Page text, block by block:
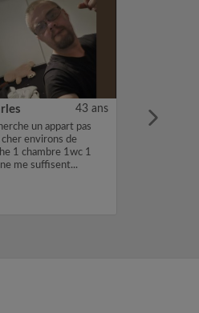
43 ans
un appart pas
environs de
1 chambre 1wc 1
me suffisent...